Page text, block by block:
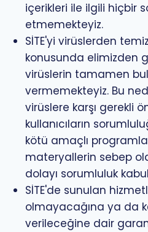
içerikleri ile ilgili hiçbir
etmemekteyiz.
SİTE'yi virüslerden
konusunda elimizden
virüslerin tamamen
vermemekteyiz. Bu
virüslere karşı gerekli
kullanıcıların
kötü amaçlı
materyallerin sebep
dolayı sorumluluk
SİTE'de sunulan
olmayacağına ya da
verileceğine dair